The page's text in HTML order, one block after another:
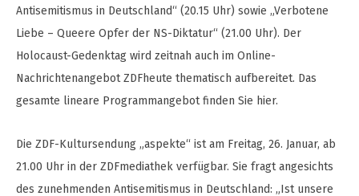
Antisemitismus in Deutschland“ (20.15 Uhr) sowie „Verbotene
Liebe – Queere Opfer der NS-Diktatur“ (21.00 Uhr). Der
Holocaust-Gedenktag wird zeitnah auch im Online-
Nachrichtenangebot ZDFheute thematisch aufbereitet. Das
gesamte lineare Programmangebot finden Sie hier.
Die ZDF-Kultursendung „aspekte“ ist am Freitag, 26. Januar, ab
21.00 Uhr in der ZDFmediathek verfügbar. Sie fragt angesichts
des zunehmenden Antisemitismus in Deutschland: „Ist unsere